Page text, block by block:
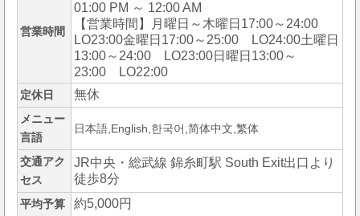
営業時間
01:00 PM ～ 12:00 AM
【営業時間】月曜日～木曜日17:00～24:00
LO23:00金曜日17:00～25:00 LO24:00土曜日
13:00～24:00 LO23:00日曜日13:00～
23:00 LO22:00
定休日 無休
メニュー
言語
日本語,English,한국어,简体中文,繁体
交通アク
セス
JR中央・総武線 錦糸町駅 South Exit出口より
徒歩8分
平均予算 約5,000円